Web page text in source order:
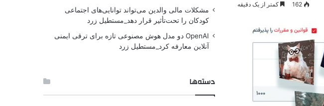
162 کمتر از یک دقیقه
مشکلات مالی والدین می‌تواند توانایی‌های اجتماعی
کودکان را تحت‌تأثیر قرار دهد_مستطیل زرد
OpenAI دو مدل هوش مصنوعی تازه برای ترقی ایمنی
آنلاین معارفه کرد_مستطیل زرد
دسته‌ها